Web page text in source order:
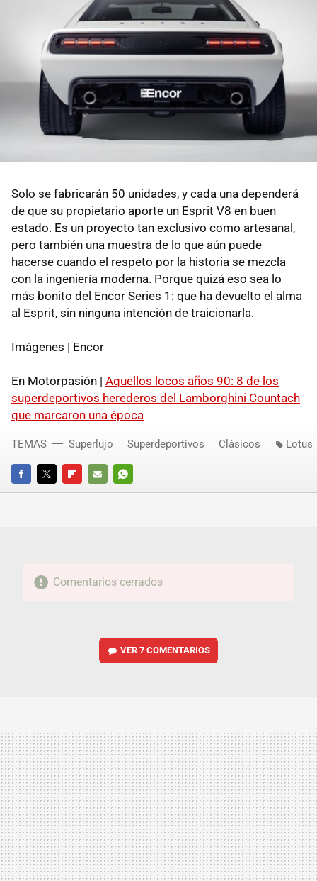
Solo se fabricarán 50 unidades, y cada una dependerá
de que su propietario aporte un Esprit V8 en buen
estado. Es un proyecto tan exclusivo como artesanal,
pero también una muestra de lo que aún puede
hacerse cuando el respeto por la historia se mezcla
con la ingeniería moderna. Porque quizá eso sea lo
más bonito del Encor Series 1: que ha devuelto el alma
al Esprit, sin ninguna intención de traicionarla.
Imágenes | Encor
En Motorpasión | Aquellos locos años 90: 8 de los
superdeportivos herederos del Lamborghini Countach
que marcaron una época
FACEBOOKTWITTERFLIPBOARD
E-
WHATSAPP
TEMAS Superlujo Superdeportivos Clásicos Lotus
Comentarios cerrados
VER7 COMENTARIOS